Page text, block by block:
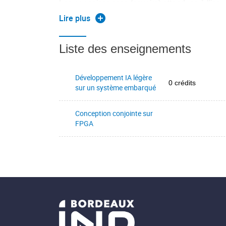
Les acquis d'apprentissage en termes de
XXX : (Ci, Nj), (Ci, Nj)
Lire plus
Liste des enseignements
Développement IA légère
sur un système embarqué
0 crédits
Conception conjointe sur
FPGA